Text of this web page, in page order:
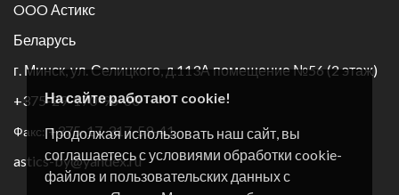
На сайте работают cookie!
Продолжая использовать наш сайт, вы
соглашаетесь с условиями обработки cookie-
файлов и пользовательских данных с
OOO Астикс
Беларусь
г. Минск, ул. Селицкого, д.113А помещение №56 (2 этаж)
+375-29-170-96-60
Факс:+375-17-317-59-41
astics-by@yandex.ru